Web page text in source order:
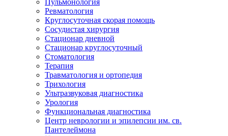
Ревматология
Круглосуточная скорая помощь
Сосудистая хирургия
Стационар дневной
Стационар круглосуточный
Стоматология
Терапия
Травматология и ортопедия
Трихология
Ультразвуковая диагностика
Урология
Функциональная диагностика
Центр неврологии и эпилепсии им. св.
Пантелеймона